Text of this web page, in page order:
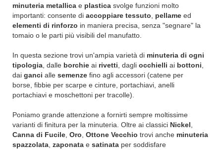
minuteria metallica e plastica svolge funzioni molto
importanti: consente di accoppiare tessuto pellame ed
elementi di rinforzo in maniera precisa, senza "segnare" la
tomaio o le parti più visibili del manufatto.
In questa sezione trovi un'ampia varietà di minuteria di ogni
tipologia , dalle borchie ai rivetti , dagli occhielli ai bottoni
dai ganci alle semenze fino agli accessori (catene per
borse, fibbie per scarpe e cinture, portachiavi, anelli
portachiavi e moschettoni per tracolle).
Poniamo grande attenzione a fornirti sempre moltissime
varianti di finitura per la minuteria. Oltre ai classici Nickel
Canna di Fucile Oro Ottone Vecchio trovi anche minuteria
spazzolata zaponata e satinata per soddisfare